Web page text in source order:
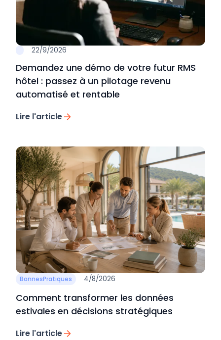
22/9/2026
Demandez une démo de votre futur RMS
hôtel : passez à un pilotage revenu
automatisé et rentable
Lire l'article
BonnesPratiques 4/8/2026
Comment transformer les données
estivales en décisions stratégiques
Lire l'article